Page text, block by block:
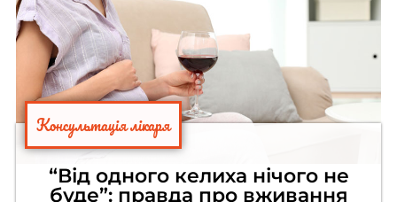
Консультація лікаря
“Від одного келиха нічого не
буде”: правда про вживання